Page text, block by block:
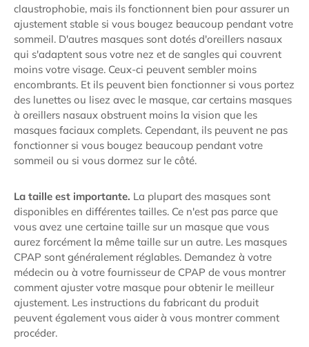
claustrophobie, mais ils fonctionnent bien pour assurer un
ajustement stable si vous bougez beaucoup pendant votre
sommeil. D'autres masques sont dotés d'oreillers nasaux
qui s'adaptent sous votre nez et de sangles qui couvrent
moins votre visage. Ceux-ci peuvent sembler moins
encombrants. Et ils peuvent bien fonctionner si vous portez
des lunettes ou lisez avec le masque, car certains masques
à oreillers nasaux obstruent moins la vision que les
masques faciaux complets. Cependant, ils peuvent ne pas
fonctionner si vous bougez beaucoup pendant votre
sommeil ou si vous dormez sur le côté.
La taille est importante. La plupart des masques sont
disponibles en différentes tailles. Ce n'est pas parce que
vous avez une certaine taille sur un masque que vous
aurez forcément la même taille sur un autre. Les masques
CPAP sont généralement réglables. Demandez à votre
médecin ou à votre fournisseur de CPAP de vous montrer
comment ajuster votre masque pour obtenir le meilleur
ajustement. Les instructions du fabricant du produit
peuvent également vous aider à vous montrer comment
procéder.